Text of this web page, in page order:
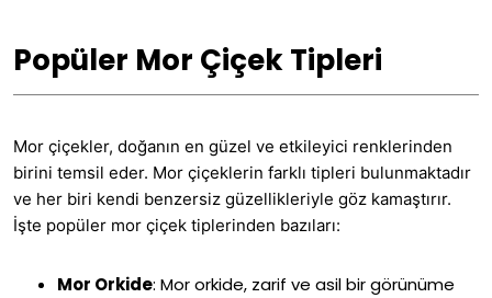
Popüler Mor Çiçek Tipleri
Mor çiçekler, doğanın en güzel ve etkileyici renklerinden
birini temsil eder. Mor çiçeklerin farklı tipleri bulunmaktadır
ve her biri kendi benzersiz güzellikleriyle göz kamaştırır.
İşte popüler mor çiçek tiplerinden bazıları:
Mor Orkide: Mor orkide, zarif ve asil bir görünüme